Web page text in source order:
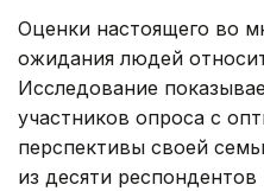
Оценки настоящего во
ожидания людей
Исследование
участников опроса с
перспективы своей
из десяти